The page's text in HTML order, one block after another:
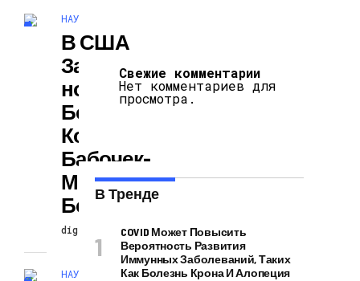
НАУКА И ТЕХНОЛОГИИ
В США
Зарегистрирова
Но Самое
Большое
Количество
Бабочек-
Монархов За
Более Чем 20 Лет
digiversion 28.02.2025
НАУКА И ТЕХНОЛОГИИ
Свежие комментарии
Нет комментариев для
просмотра.
В Тренде
COVID Может Повысить
Вероятность Развития
Иммунных Заболеваний, Таких
Как Болезнь Крона И Алопеция